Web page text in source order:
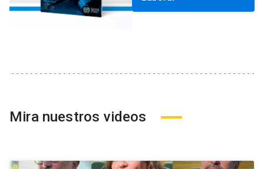
Mira nuestros videos